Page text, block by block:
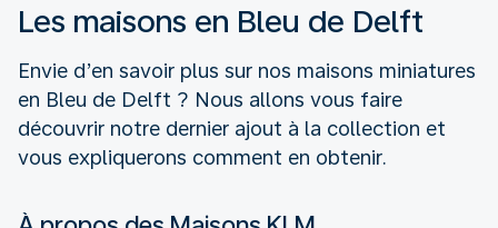
Les maisons en Bleu de Delft
Envie d’en savoir plus sur nos maisons miniatures
en Bleu de Delft ? Nous allons vous faire
découvrir notre dernier ajout à la collection et
vous expliquerons comment en obtenir.